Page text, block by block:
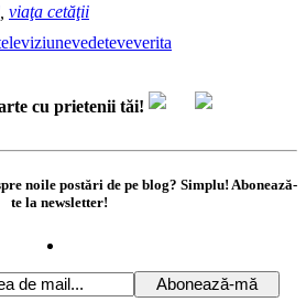
viaţa cetăţii
vedeteveverita
cu prietenii tăi!
noile postări de pe blog? Simplu! Abonează-
te la newsletter!